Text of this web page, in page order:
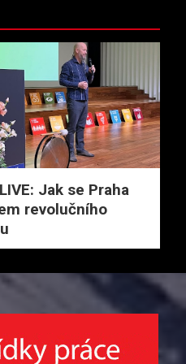
Jak se Praha
revolučního